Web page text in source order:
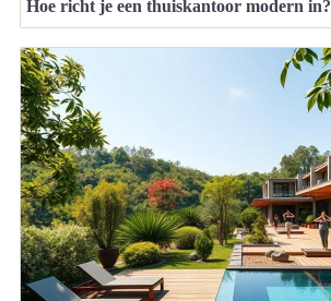
Hoe richt je een thuiskantoor modern in?